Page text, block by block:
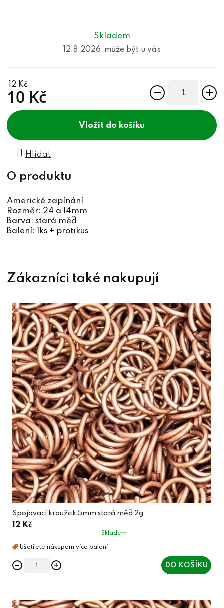
Skladem
12.8.2026
12 Kč
10 Kč
Měrná cena:
do košíku
Hlídat
Americké zapínání
Rozměr: 24 a 14mm
Barva: stará měď
Balení: 1ks + protikus
Spojovací kroužek 5mm stará měď 2g
12 Kč
Skladem
DO KOŠÍKU